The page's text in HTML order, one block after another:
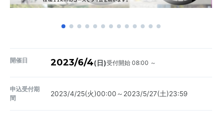
開催日 2023/6/4(日)受付開始 08:00 ～
申込受付期
間
2023/4/25(火)00:00～2023/5/27(土)23:59